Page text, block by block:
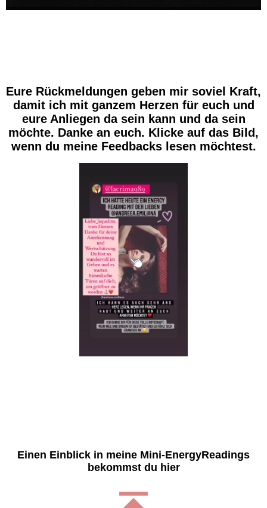
Eure Rückmeldungen geben mir soviel Kraft,
damit ich mit ganzem Herzen für euch und
eure Anliegen da sein kann und da sein
möchte. Danke an euch. Klicke auf das Bild,
wenn du meine Feedbacks lesen möchtest.
Einen Einblick in meine Mini-EnergyReadings
bekommst du hier